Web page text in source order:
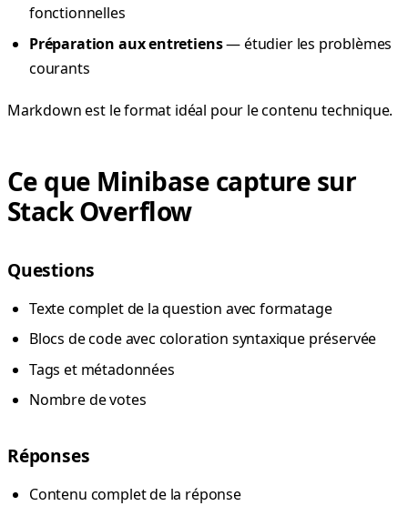
fonctionnelles
Préparation aux entretiens— étudier les problèmes
courants
Markdown est le format idéal pour le contenu technique.
Ce que Minibase capture sur
Stack Overflow
Questions
Texte complet de la question avec formatage
Blocs de code avec coloration syntaxique préservée
Tags et métadonnées
Nombre de votes
Réponses
Contenu complet de la réponse